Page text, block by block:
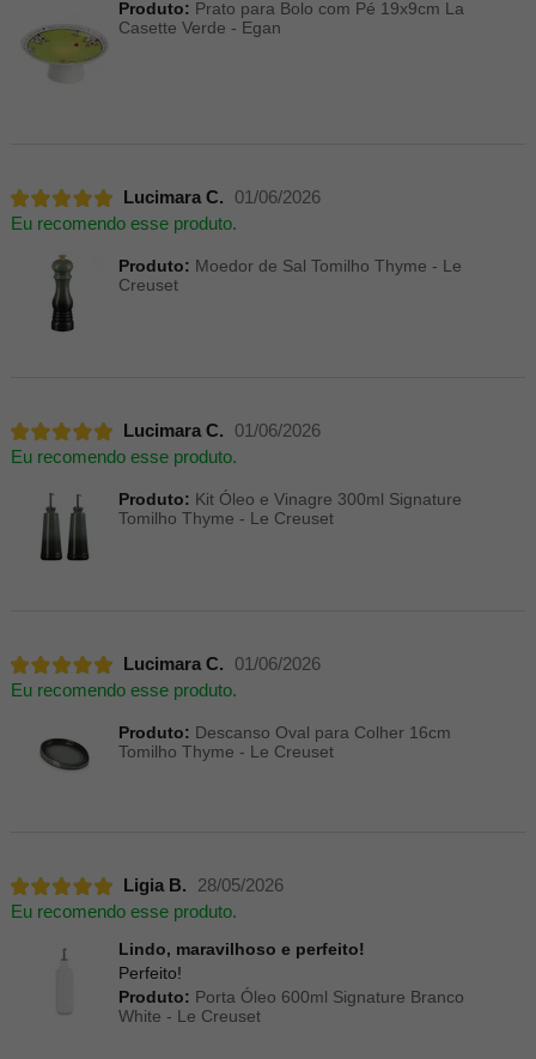
Produto: Prato para Bolo com Pé 19x9cm La
Casette Verde - Egan
Lucimara C.
01/06/2026
Eu recomendo esse produto.
Produto: Moedor de Sal Tomilho Thyme - Le
Creuset
Lucimara C.
01/06/2026
Eu recomendo esse produto.
Produto: Kit Óleo e Vinagre 300ml Signature
Tomilho Thyme - Le Creuset
Lucimara C.
01/06/2026
Eu recomendo esse produto.
Produto: Descanso Oval para Colher 16cm
Tomilho Thyme - Le Creuset
Ligia B.
28/05/2026
Eu recomendo esse produto.
Lindo, maravilhoso e perfeito!
Perfeito!
Produto: Porta Óleo 600ml Signature Branco
White - Le Creuset